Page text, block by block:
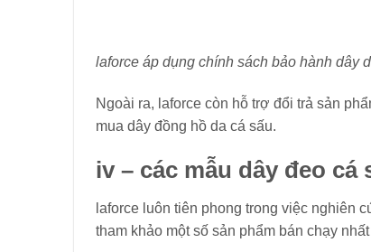
laforce áp dụng chính sách bảo hành dây
Ngoài ra, laforce còn hỗ trợ đổi trả sản
mua dây đồng hồ da cá sấu.
iv – các mẫu dây đeo
laforce luôn tiên phong trong việc nghiên
tham khảo một số sản phẩm bán chạy